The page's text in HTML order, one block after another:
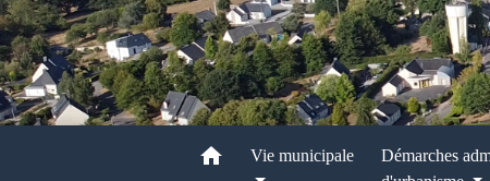
home Vie municipale
Démarches